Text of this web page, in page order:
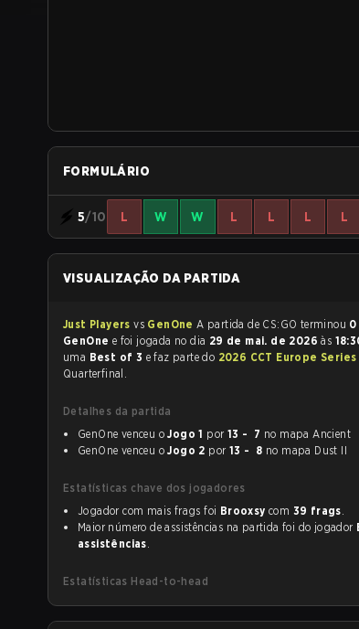
FORMULÁRIO
5/10 L W W L L L L
VISUALIZAÇÃO DA PARTIDA
Just Playersvs GenOne A partida de CS:GO terminou 0
GenOne
e foi jogada no dia 29 de mai. de 2026às
uma Best of 3 e faz parte do 2026 CCT Europe Series
Quarterfinal.
Detalhes da partida
GenOne venceu oJogo 1 por 13 - 7 no mapa Ancient
GenOne venceu oJogo 2 por 13 - 8 no mapa Dust II
Estatísticas chave dos jogadores
Jogador com mais frags foi Brooxsy com 39 frags.
Maior número de assistências na partida foi do jogador
assistências.
Estatísticas Head-to-head